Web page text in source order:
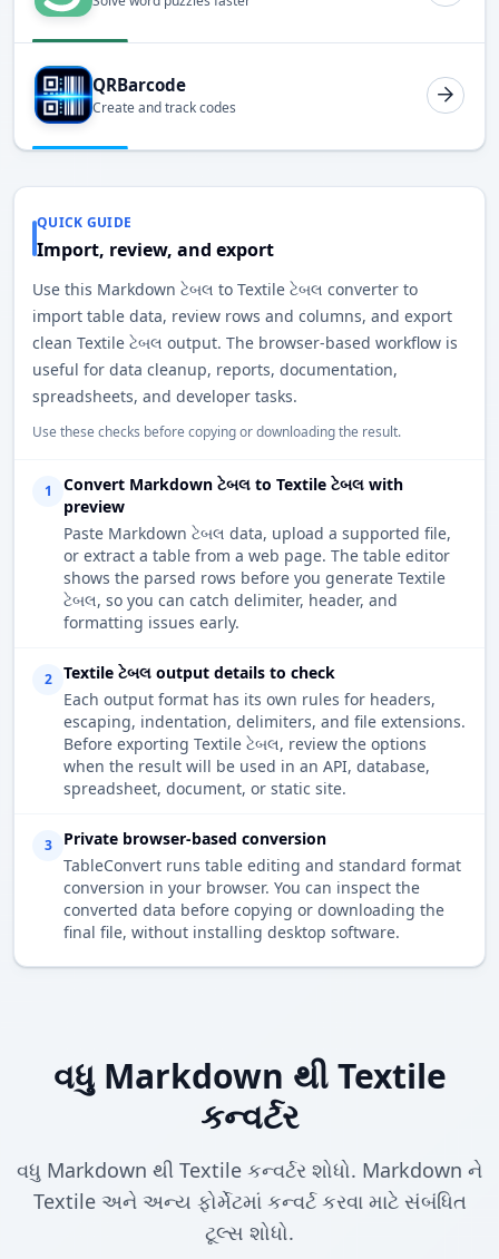
QRBarcode
Create and track codes
QUICK GUIDE
Import, review, and export
Use this Markdown ટેબલ to Textile ટેબલ converter to
import table data, review rows and columns, and export
clean Textile ટેબલ output. The browser-based workflow is
useful for data cleanup, reports, documentation,
spreadsheets, and developer tasks.
Use these checks before copying or downloading the result.
1
Convert Markdown ટેબલ to Textile ટેબલ with
preview
Paste Markdown ટેબલ data, upload a supported file,
or extract a table from a web page. The table editor
shows the parsed rows before you generate Textile
ટેબલ, so you can catch delimiter, header, and
formatting issues early.
2
Textile ટેબલ output details to check
Each output format has its own rules for headers,
escaping, indentation, delimiters, and file extensions.
Before exporting Textile ટેબલ, review the options
when the result will be used in an API, database,
spreadsheet, document, or static site.
3
Private browser-based conversion
TableConvert runs table editing and standard format
conversion in your browser. You can inspect the
converted data before copying or downloading the
final file, without installing desktop software.
વધુ Markdown થી Textile
કન્વર્ટર
વધુ Markdown થી Textile કન્વર્ટર શોધો. Markdown ને
Textile અને અન્ય ફોર્મેટમાં કન્વર્ટ કરવા માટે સંબંધિત
ટૂલ્સ શોધો.